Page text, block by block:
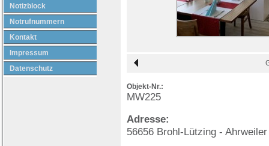
Notizblock
Notrufnummern
Kontakt
Impressum
Datenschutz
Objekt-Nr.:
MW225
Adresse:
56656 Brohl-Lützing - Ahrweiler